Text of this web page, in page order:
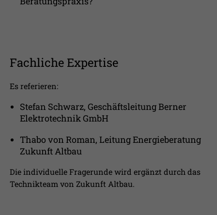
Fachliche Expertise
Es referieren:
Stefan Schwarz, Geschäftsleitung Berner
Elektrotechnik GmbH
Thabo von Roman, Leitung Energieberatung
Zukunft Altbau
Die individuelle Fragerunde wird ergänzt durch das
Technikteam von Zukunft Altbau.